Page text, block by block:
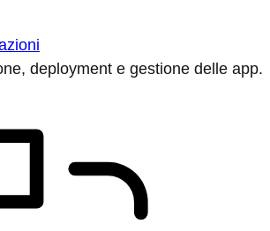
deployment e gestione delle app.